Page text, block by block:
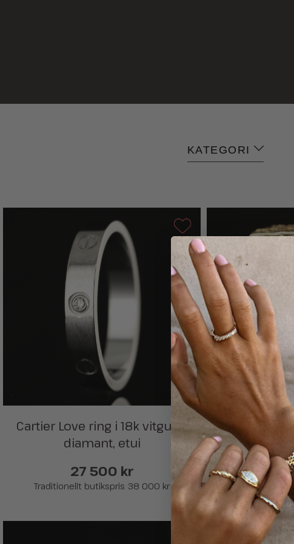
KATEGORI
Cartier Love ring i 18k vitguld,
diamant, etui
27 500 kr
Traditionellt butikspris 38 000 kr
B.
ring i 18k